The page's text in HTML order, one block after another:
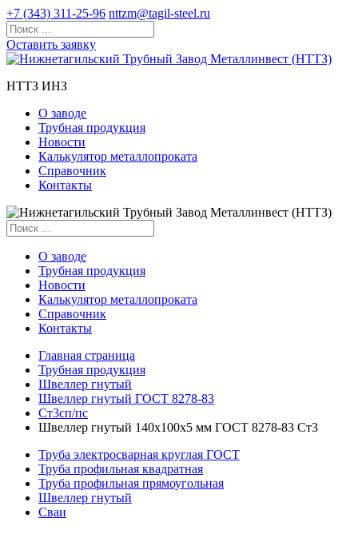
+7 (343) 311-25-96 nttzm@tagil-steel.ru
Оставить заявку
НТТЗ ИНЗ
О заводе
Трубная продукция
Новости
Калькулятор металлопроката
Справочник
Контакты
О заводе
Трубная продукция
Новости
Калькулятор металлопроката
Справочник
Контакты
Главная страница
Трубная продукция
Швеллер гнутый
Швеллер гнутый ГОСТ 8278-83
Ст3сп/пс
Швеллер гнутый 140x100x5 мм ГОСТ 8278-83 Ст3
Труба электросварная круглая ГОСТ
Труба профильная квадратная
Труба профильная прямоугольная
Швеллер гнутый
Сваи